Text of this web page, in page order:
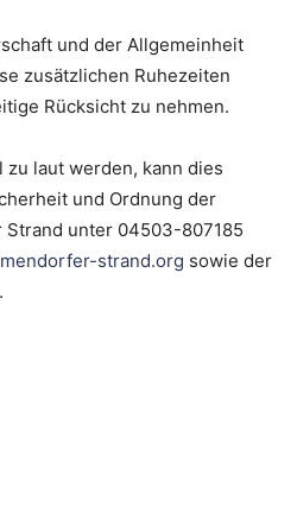
und der Allgemeinheit
zusätzlichen Ruhezeiten
Rücksicht zu nehmen.
laut werden, kann dies
und Ordnung der
unter 04503-807185
strand.org sowie der